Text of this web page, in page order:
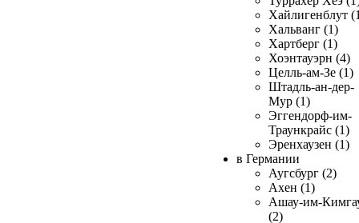
Хайлигенблут
Хальванг (1)
Хартберг (1)
Хоэнтауэрн (4)
Целль-ам-Зе (1)
Штадль-ан-дер-
Мур (1)
Эггендорф-им-
Траункрайс (1)
Эренхаузен (1)
в Германии
Аугсбург (2)
Ахен (1)
Ашау-им-
(2)